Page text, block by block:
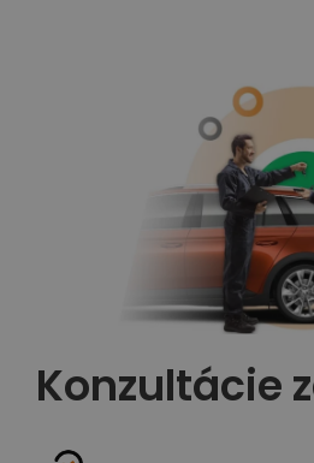
Konzultácie